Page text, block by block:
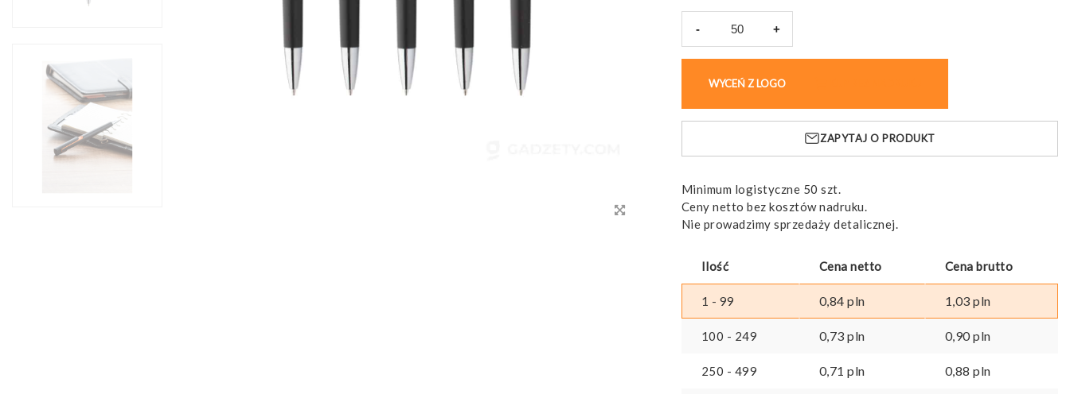
-
Vade,
chromowana
końcówka
+
WYCEŃ Z LOGO
ZAPYTAJ O PRODUKT
Minimum logistyczne 50 szt.
Ceny netto bez kosztów nadruku.
Nie prowadzimy sprzedaży detalicznej.
Ilość Cena netto Cena brutto
1 - 99 0,84pln 1,03pln
100 - 249 0,73pln 0,90pln
250 - 499 0,71pln 0,88pln